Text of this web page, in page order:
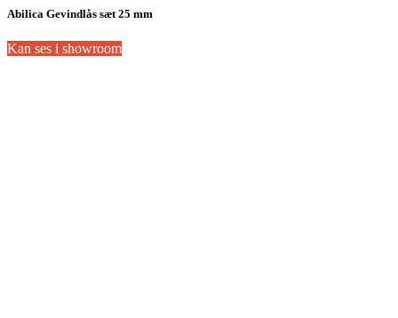
Abilica Gevindlås sæt 25 mm
Kan ses i showroom